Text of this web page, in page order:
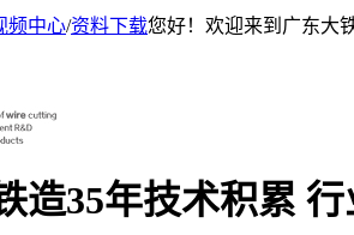
频中心/资料下载您好！欢迎来到广东大
造35年技术积累